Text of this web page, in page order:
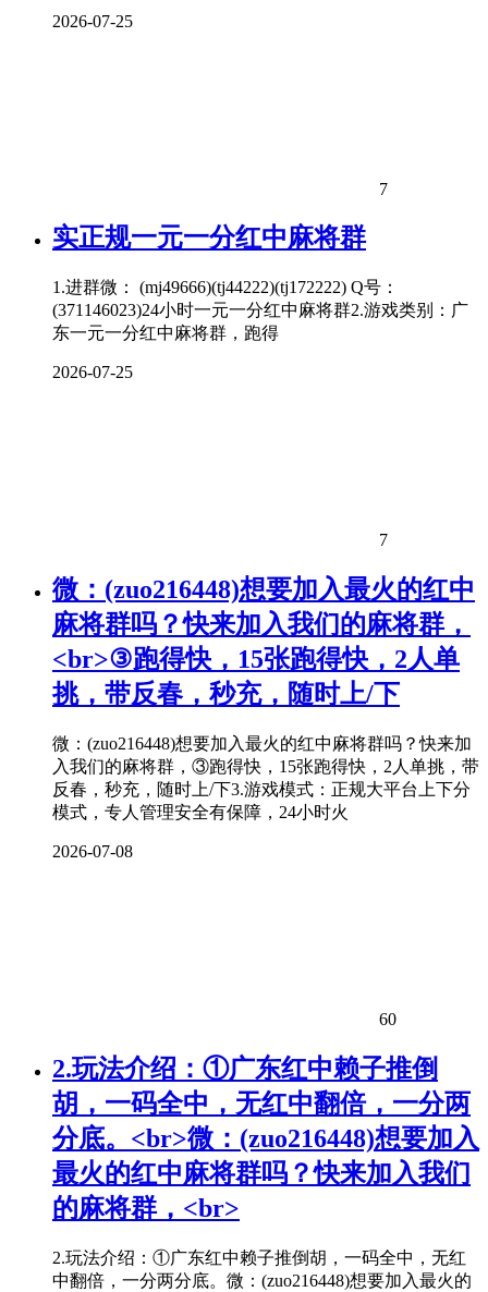
2026-07-25
7
实正规一元一分红中麻将群
1.进群微： (mj49666)(tj44222)(tj172222) Q号：
(371146023)24小时一元一分红中麻将群2.游戏类别：广
东一元一分红中麻将群，跑得
2026-07-25
7
微：(zuo216448)想要加入最火的红中
麻将群吗？快来加入我们的麻将群，
<br>③跑得快，15张跑得快，2人单
挑，带反春，秒充，随时上/下
微：(zuo216448)想要加入最火的红中麻将群吗？快来加
入我们的麻将群，③跑得快，15张跑得快，2人单挑，带
反春，秒充，随时上/下3.游戏模式：正规大平台上下分
模式，专人管理安全有保障，24小时火
2026-07-08
60
2.玩法介绍：①广东红中赖子推倒
胡，一码全中，无红中翻倍，一分两
分底。<br>微：(zuo216448)想要加入
最火的红中麻将群吗？快来加入我们
的麻将群，<br>
2.玩法介绍：①广东红中赖子推倒胡，一码全中，无红
中翻倍，一分两分底。微：(zuo216448)想要加入最火的